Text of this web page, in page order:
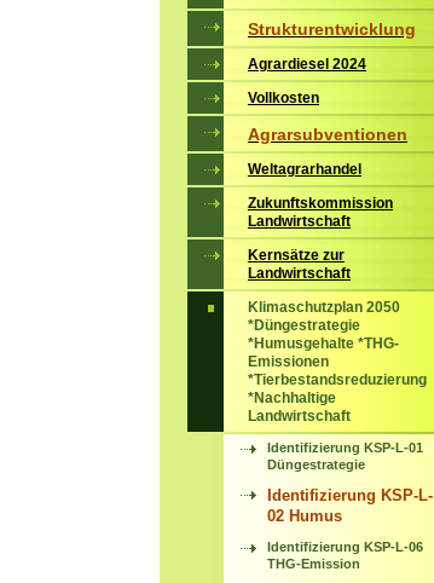
Strukturentwicklung
Agrardiesel 2024
Vollkosten
Agrarsubventionen
Weltagrarhandel
Zukunftskommission
Landwirtschaft
Kernsätze zur
Landwirtschaft
Klimaschutzplan 2050
*Düngestrategie
*Humusgehalte *THG-
Emissionen
*Tierbestandsreduzierung
*Nachhaltige
Landwirtschaft
Identifizierung KSP-L-01
Düngestrategie
Identifizierung KSP-L-
02 Humus
Identifizierung KSP-L-06
THG-Emission